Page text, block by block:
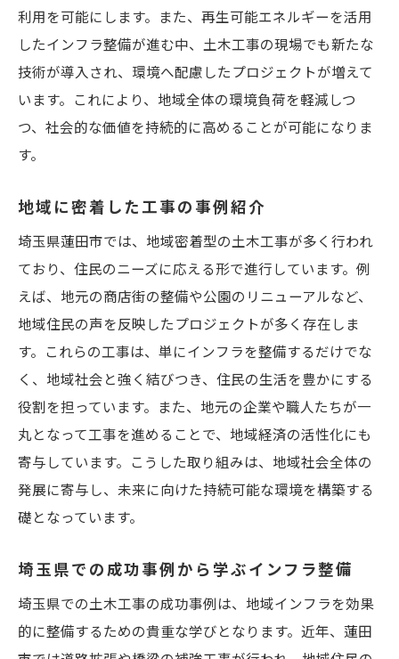
利用を可能にします。また、再生可能エネルギーを活用
したインフラ整備が進む中、土木工事の現場でも新たな
技術が導入され、環境へ配慮したプロジェクトが増えて
います。これにより、地域全体の環境負荷を軽減しつ
つ、社会的な価値を持続的に高めることが可能になりま
す。
地域に密着した工事の事例紹介
埼玉県蓮田市では、地域密着型の土木工事が多く行われ
ており、住民のニーズに応える形で進行しています。例
えば、地元の商店街の整備や公園のリニューアルなど、
地域住民の声を反映したプロジェクトが多く存在しま
す。これらの工事は、単にインフラを整備するだけでな
く、地域社会と強く結びつき、住民の生活を豊かにする
役割を担っています。また、地元の企業や職人たちが一
丸となって工事を進めることで、地域経済の活性化にも
寄与しています。こうした取り組みは、地域社会全体の
発展に寄与し、未来に向けた持続可能な環境を構築する
礎となっています。
埼玉県での成功事例から学ぶインフラ整備
埼玉県での土木工事の成功事例は、地域インフラを効果
的に整備するための貴重な学びとなります。近年、蓮田